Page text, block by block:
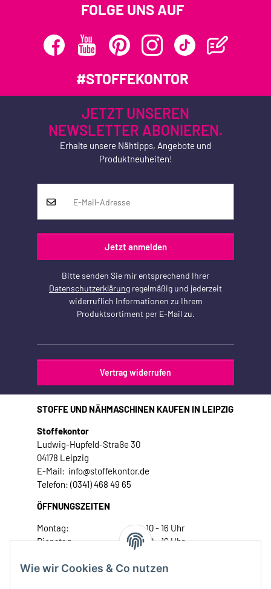
Wie wir Cookies & Co nutzen
FOLGE UNS AUF
#STOFFEKONTOR
JETZT UNSEREN
NEWSLETTER ABONIEREN.
Erhalte unsere Nähtipps, Angebote und
Produktneuheiten!
Jetzt anmelden
Bitte senden Sie mir entsprechend Ihrer
Datenschutzerklärung regelmäßig und jederzeit
widerruflich Informationen zu Ihrem
Produktsortiment per E-Mail zu.
Vertrag widerrufen
STOFFE UND NÄHMASCHINEN KAUFEN IN LEIPZIG
Stoffekontor
Ludwig-Hupfeld-Straße 30
04178 Leipzig
E-Mail: info@stoffekontor.de
Telefon: (0341) 468 49 65
ÖFFNUNGSZEITEN
Montag:
10 - 16 Uhr
Dienstag:
10 - 16 Uhr
Donnerstag:
10 - 18 Uhr